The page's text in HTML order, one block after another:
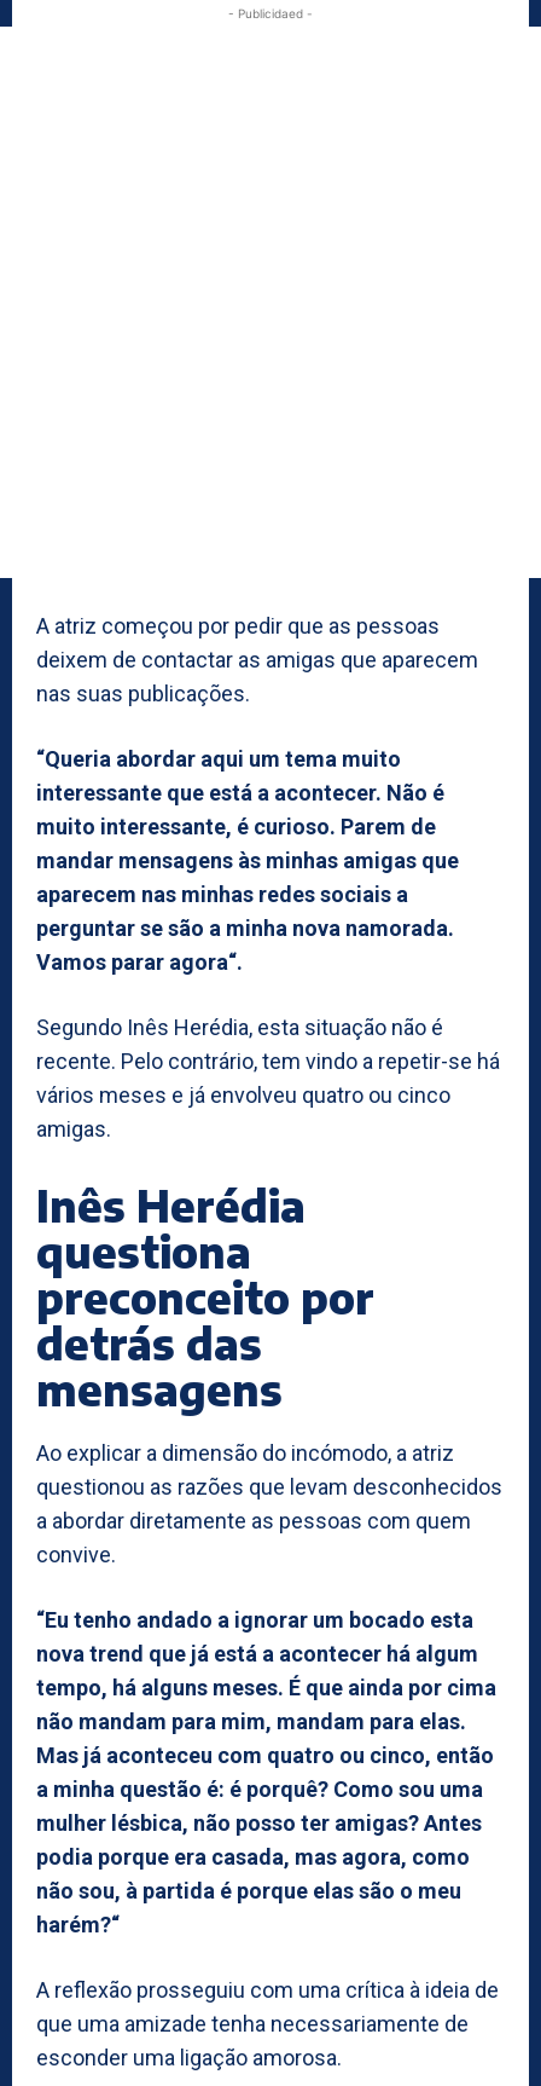
- Publicidaed -
A atriz começou por pedir que as pessoas
deixem de contactar as amigas que aparecem
nas suas publicações.
“Queria abordar aqui um tema muito
interessante que está a acontecer. Não é
muito interessante, é curioso. Parem de
mandar mensagens às minhas amigas que
aparecem nas minhas redes sociais a
perguntar se são a minha nova namorada.
Vamos parar agora“.
Segundo Inês Herédia, esta situação não é
recente. Pelo contrário, tem vindo a repetir-se há
vários meses e já envolveu quatro ou cinco
amigas.
Inês Herédia
questiona
preconceito por
detrás das
mensagens
Ao explicar a dimensão do incómodo, a atriz
questionou as razões que levam desconhecidos
a abordar diretamente as pessoas com quem
convive.
“Eu tenho andado a ignorar um bocado esta
nova trend que já está a acontecer há algum
tempo, há alguns meses. É que ainda por cima
não mandam para mim, mandam para elas.
Mas já aconteceu com quatro ou cinco, então
a minha questão é: é porquê? Como sou uma
mulher lésbica, não posso ter amigas? Antes
podia porque era casada, mas agora, como
não sou, à partida é porque elas são o meu
harém?“
A reflexão prosseguiu com uma crítica à ideia de
que uma amizade tenha necessariamente de
esconder uma ligação amorosa.